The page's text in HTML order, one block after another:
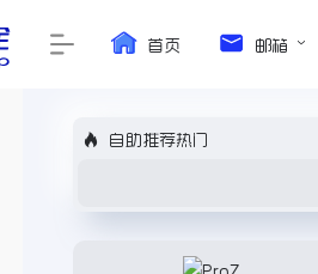
首页 邮箱
自助推荐热门